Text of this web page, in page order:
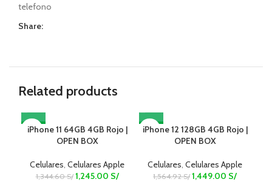
telefono
Share:
Related products
-7%
iPhone 11 64GB 4GB Rojo |
OPEN BOX
Celulares Celulares Apple
1,344.60S/ 1,245.00 S/
-7%
iPhone 12 128GB 4GB Rojo |
OPEN BOX
Celulares Celulares Apple
1,564.92S/ 1,449.00 S/